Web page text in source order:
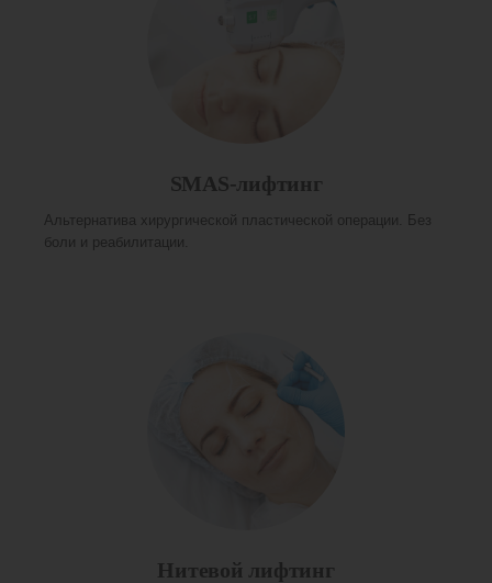
SMAS-лифтинг
Альтернатива хирургической пластической операции. Без
боли и реабилитации.
Нитевой лифтинг